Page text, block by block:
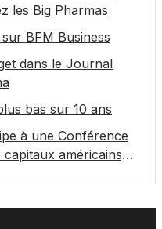
les Big Pharmas
BFM Business
dans le Journal
bas sur 10 ans
à une Conférence
américains,